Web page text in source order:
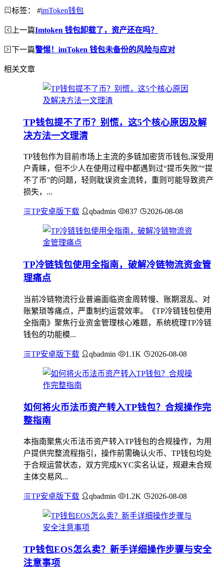
标签： #imToken钱包
上一篇Imtoken 钱包卸载了，资产还在吗？
下一篇警惕！imToken 钱包未备份的风险与应对
相关文章
TP钱包提不了币？别慌，这5个核心原因及解
决方法一文理清
TP钱包作为目前市场上主流的多链加密货币钱包,深受用
户青睐，但不少人在使用过程中都遇到过“提币失败”“提
不了币”的问题，轻则耽误资金流转，重则可能导致资产
损失，...
TP安卓版下载 qbadmin 837 2026-08-08
TP冷链钱包使用全指南，破解冷链物流资金管
理痛点
当前冷链物流行业普遍面临资金周转慢、账期混乱、对
账繁琐等痛点，严重制约运营效率。《TP冷链钱包使用
全指南》聚焦行业资金管理核心难题，系统梳理TP冷链
钱包的功能模...
TP安卓版下载 qbadmin 1.1K 2026-08-08
如何将火币法币资产转入TP钱包？合规操作完
整指南
本指南聚焦火币法币资产转入TP钱包的合规操作，为用
户提供完整流程指引，操作前需确认火币、TP钱包均处
于合规运营状态，双方完成KYC实名认证，规避未合规
主体交易风...
TP安卓版下载 qbadmin 1.2K 2026-08-08
TP钱包EOS怎么卖？新手详细操作步骤与安全
注意事项